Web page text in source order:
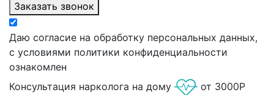
Заказать звонок
Даю согласие на обработку персональных данных,
с условиями политики конфиденциальности
ознакомлен
Консультация нарколога на дому
от 3000Р